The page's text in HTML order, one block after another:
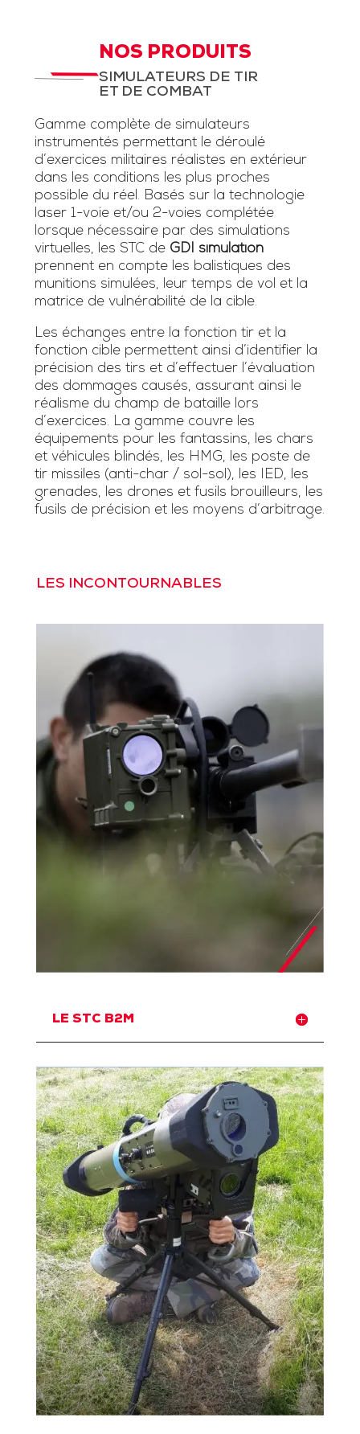
NOS PRODUITS
SIMULATEURS DE TIR
ET DE COMBAT
Gamme complète de simulateurs
instrumentés permettant le déroulé
d’exercices militaires réalistes en extérieur
dans les conditions les plus proches
possible du réel. Basés sur la technologie
laser 1-voie et/ou 2-voies complétée
lorsque nécessaire par des simulations
virtuelles, les STC de GDI simulation
prennent en compte les balistiques des
munitions simulées, leur temps de vol et la
matrice de vulnérabilité de la cible.
Les échanges entre la fonction tir et la
fonction cible permettent ainsi d’identifier la
précision des tirs et d’effectuer l’évaluation
des dommages causés, assurant ainsi le
réalisme du champ de bataille lors
d’exercices. La gamme couvre les
équipements pour les fantassins, les chars
et véhicules blindés, les HMG, les poste de
tir missiles (anti-char / sol-sol), les IED, les
grenades, les drones et fusils brouilleurs, les
fusils de précision et les moyens d’arbitrage.
LES INCONTOURNABLES
LE STC B2M